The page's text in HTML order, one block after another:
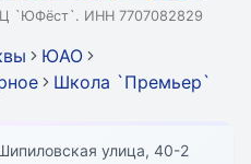
`ЮФёст`. ИНН 7707082829
ЮАО
Школа `Премьер`
улица, 40-2